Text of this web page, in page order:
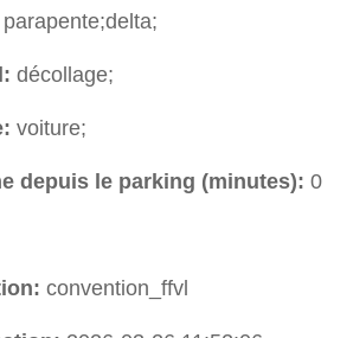
parapente;delta;
décollage;
voiture;
depuis le parking (minutes): 0
convention_ffvl